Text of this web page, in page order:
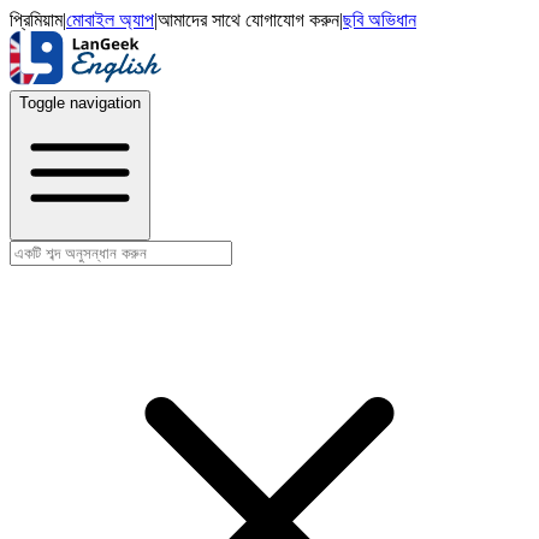
প্রিমিয়াম|মোবাইল অ্যাপ|আমাদের সাথে যোগাযোগ করুন|ছবি অভিধান
Toggle navigation